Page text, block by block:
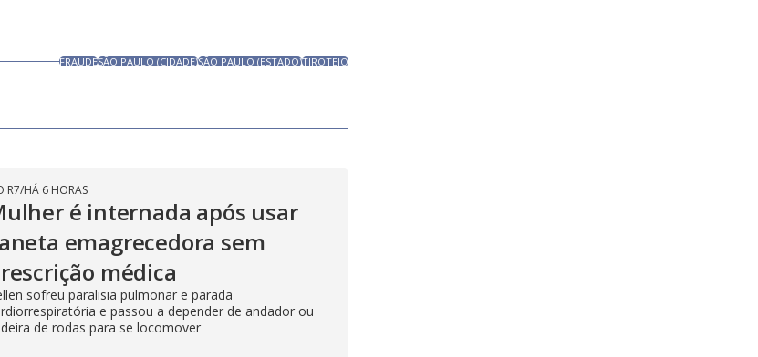
FRAUDESÃO PAULO (CIDADE)SÃO PAULO (ESTADO)TIROTEIO
R7/HÁ 6 HORAS
é internada após usar
emagrecedora sem
médica
sofreu paralisia pulmonar e parada
e passou a depender de andador ou
de rodas para se locomover